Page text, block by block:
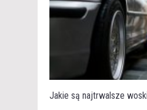
Jakie są najtrwalsze